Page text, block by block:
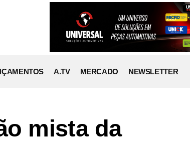
A.TV MERCADO NEWSLETTER
mista da